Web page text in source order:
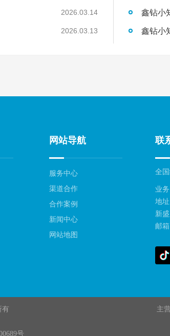
2026.03.14
2026.03.13
鑫钻小
鑫钻小
网站导航
服务中心
渠道合作
合作案例
新闻中心
网站地图
联
全
业
地
新
邮
主
有
号